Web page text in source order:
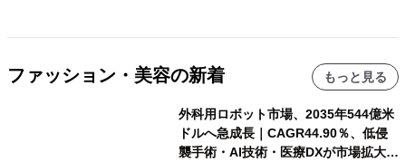
ファッション・美容の新着 もっと見る
外科用ロボット市場、2035年544億米
ドルへ急成長｜CAGR44.90％、低侵
襲手術・AI技術・医療DXが市場拡大を